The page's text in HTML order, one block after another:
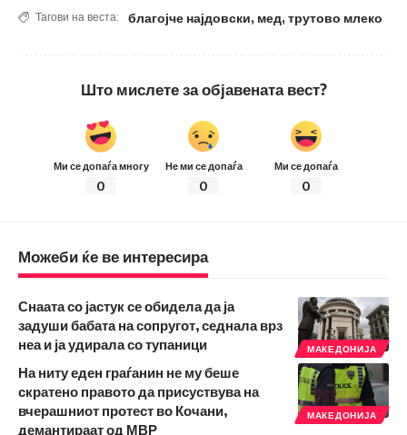
Тагови на веста: благојче најдовски, мед, трутово млеко
Што мислете за објавената вест?
Ми се допаѓа многу
0
Не ми се допаѓа
0
Ми се допаѓа
0
Можеби ќе ве интересира
МАКЕДОНИЈА
Снаата со јастук се обидела да ја
задуши бабата на сопругот, седнала врз
неа и ја удирала со тупаници
МАКЕДОНИЈА
На ниту еден граѓанин не му беше
скратено правото да присуствува на
вчерашниот протест во Кочани,
демантираат од МВР